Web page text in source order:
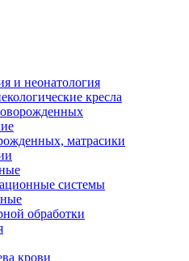
и неонатология
креслa
матрасики
системы
обработки
крови